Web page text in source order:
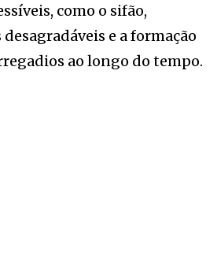
como o sifão,
e a formação
ao longo do tempo.